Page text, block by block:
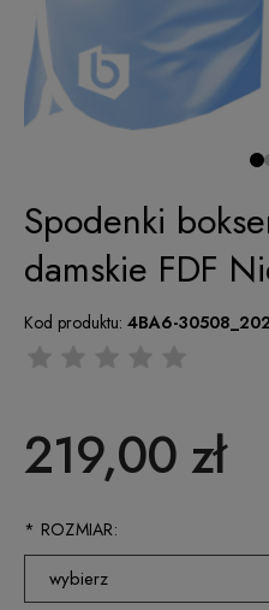
Spodenki
damskie FDF
Kod produktu: 4BA6-
219,00 zł
* ROZMIAR:
wybierz